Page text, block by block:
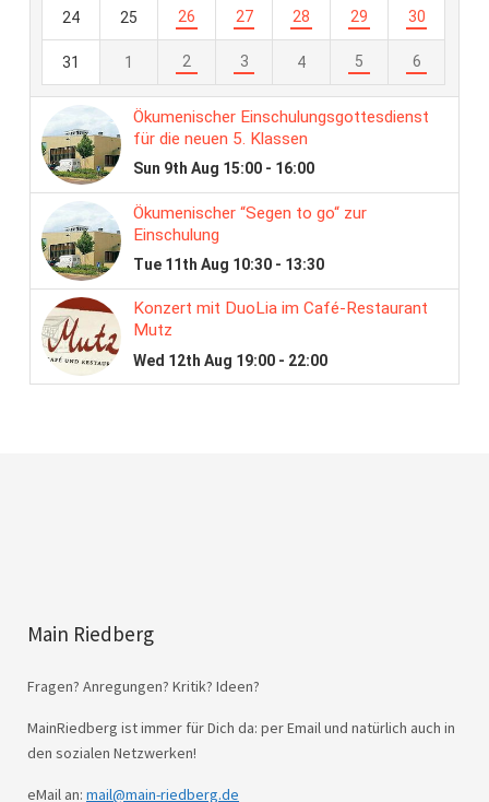
Main Riedberg
Fragen? Anregungen? Kritik? Ideen?
MainRiedberg ist immer für Dich da: per Email und natürlich auch in
den sozialen Netzwerken!
eMail an: mail@main-riedberg.de